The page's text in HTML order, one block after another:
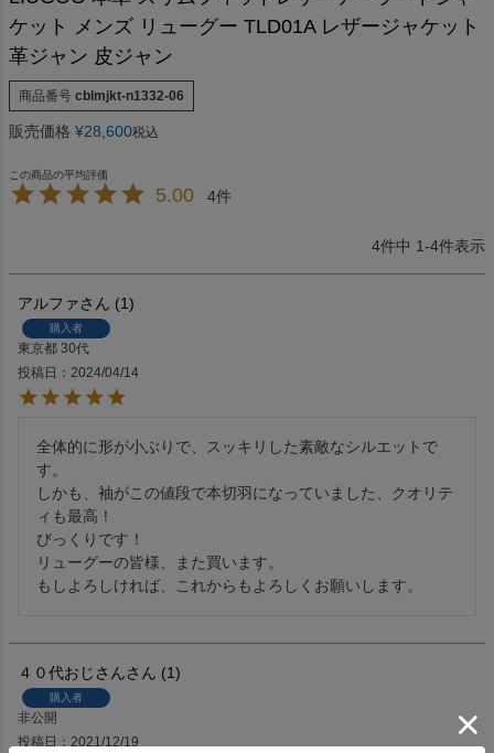
ケット メンズ リューグー TLD01A レザージャケット
革ジャン 皮ジャン
商品番号 cblmjkt-n1332-06
販売価格 ¥28,600税込
5.00 4
4件中 1-4件表示
アルファ 1
購入者
東京都 30代
投稿日
2024/04/14
全体的に形が小ぶりで、スッキリした素敵なシルエットで
す。
しかも、袖がこの値段で本切羽になっていました、クオリテ
ィも最高！
びっくりです！
リューグーの皆様、また買います。
もしよろしければ、これからもよろしくお願いします。
４０代おじさん 1
購入者
非公開
投稿日
2021/12/19